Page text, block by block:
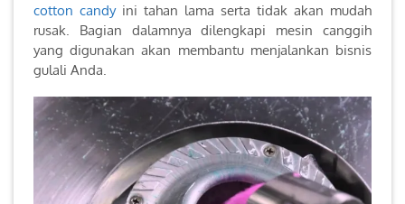
cotton candyini tahan lama serta tidak akan mudah
rusak. Bagian dalamnya dilengkapi mesin canggih
yang digunakan akan membantu menjalankan bisnis
gulali Anda.